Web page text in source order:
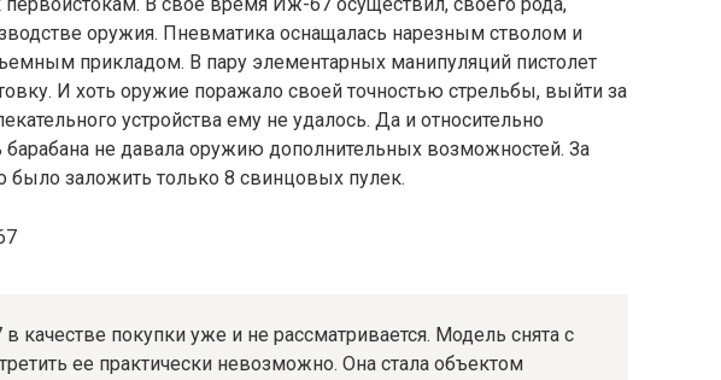
оружия. Пневматика оснащалась нарезным стволом и
прикладом. В пару элементарных манипуляций пистолет
И хоть оружие поражало своей точностью стрельбы, выйти за
устройства ему не удалось. Да и относительно
не давала оружию дополнительных возможностей. За
было заложить только 8 свинцовых пулек.
качестве покупки уже и не рассматривается. Модель снята с
ее практически невозможно. Она стала объектом